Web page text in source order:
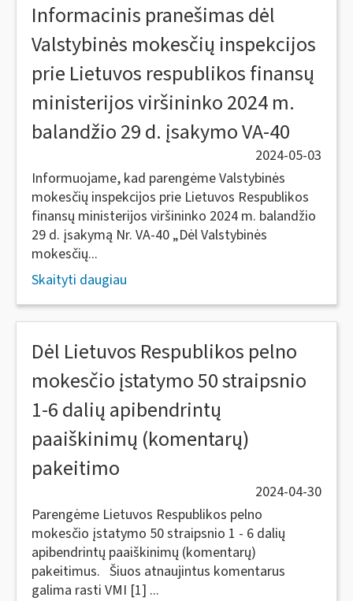
Informacinis pranešimas dėl
Valstybinės mokesčių inspekcijos
prie Lietuvos respublikos finansų
ministerijos viršininko 2024 m.
balandžio 29 d. įsakymo VA-40
2024-05-03
Informuojame, kad parengėme Valstybinės
mokesčių inspekcijos prie Lietuvos Respublikos
finansų ministerijos viršininko 2024 m. balandžio
29 d. įsakymą Nr. VA-40 „Dėl Valstybinės
mokesčių...
Skaityti daugiau
Dėl Lietuvos Respublikos pelno
mokesčio įstatymo 50 straipsnio
1-6 dalių apibendrintų
paaiškinimų (komentarų)
pakeitimo
2024-04-30
Parengėme Lietuvos Respublikos pelno
mokesčio įstatymo 50 straipsnio 1 - 6 dalių
apibendrintų paaiškinimų (komentarų)
pakeitimus. Šiuos atnaujintus komentarus
galima rasti VMI [1] ...